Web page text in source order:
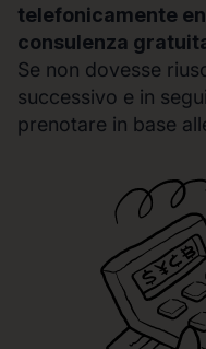
telefonicamente
consulenza
Se non dovesse
successivo e in
prenotare in base